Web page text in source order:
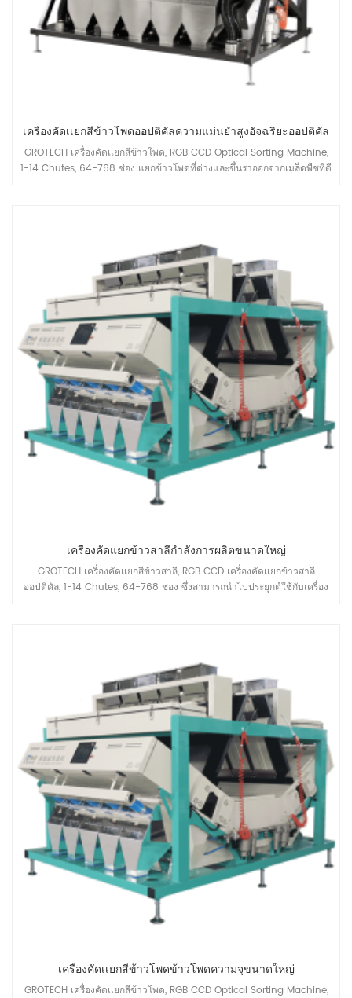
เครื่องคัดเเยกสีข้าวโพดออปติคัลความแม่นยำสูงอัจฉริยะออปติคัล
GROTECH เครื่องคัดเเยกสีข้าวโพด, RGB CCD Optical Sorting Machine,
1-14 Chutes, 64-768 ช่อง แยกข้าวโพดที่ด่างและขึ้นราออกจากเมล็ดพืชที่ดี
เครื่องคัดแยกข้าวสาลีกำลังการผลิตขนาดใหญ่
GROTECH เครื่องคัดเเยกสีข้าวสาลี, RGB CCD เครื่องคัดเเยกข้าวสาลี
ออปติคัล, 1-14 Chutes, 64-768 ช่อง ซึ่งสามารถนำไปประยุกต์ใช้กับเครื่อง
เครื่องคัดเเยกสีข้าวโพดข้าวโพดความจุขนาดใหญ่
GROTECH เครื่องคัดเเยกสีข้าวโพด, RGB CCD Optical Sorting Machine,